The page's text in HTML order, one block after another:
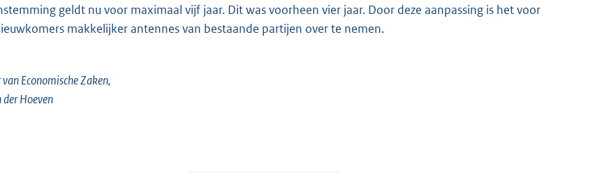
geldt nu voor maximaal vijf jaar. Dit was voorheen vier jaar. Door deze aanpassing is het voor
makkelijker antennes van bestaande partijen over te nemen.
Economische Zaken,
Hoeven